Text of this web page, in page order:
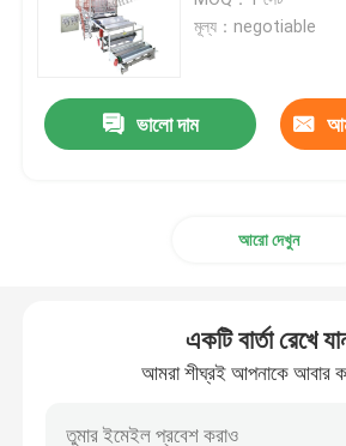
PE ফিল্ম ব্লোয়িং মেশিন
Monolayer ব্লো ফিল্ম মেশিন
সিআই ফ্লেক্সো প্রিন্টিং মেশিন
মূল্য：negotiable
ভালো দাম
আরো দেখুন
একটি বার্তা রেখে
আমরা শীঘ্রই আপনাকে আবার